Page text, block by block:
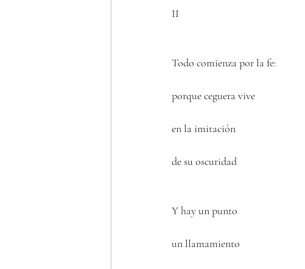
II
Todo comienza por la fe:
porque ceguera vive
en la imitación
de su oscuridad
Y hay un punto
un llamamiento